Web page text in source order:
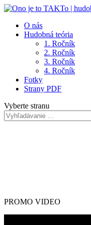
O nás
Hudobná teória
1. Ročník
2. Ročník
3. Ročník
4. Ročník
Fotky
Strany PDF
Vyberte stranu
PROMO VIDEO